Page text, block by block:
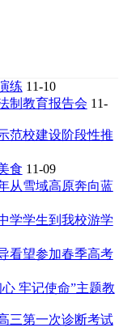
练 11-10
制教育报告会 11-
范校建设阶段性推
食 11-09
从雪域高原奔向蓝
学学生到我校游学
看望参加春季高考
牢记使命”主题教
三第一次诊断考试